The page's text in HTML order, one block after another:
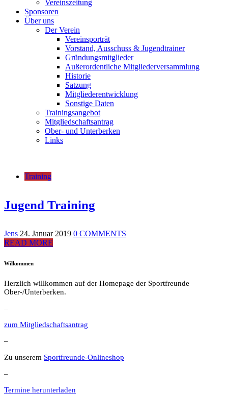
Vereinszeitung
Sponsoren
Über uns
Der Verein
Vereinsporträt
Vorstand, Ausschuss & Jugendtrainer
Gründungsmitglieder
Außerordentliche Mitgliederversammlung
Historie
Satzung
Mitgliederentwicklung
Sonstige Daten
Trainingsangebot
Mitgliedschaftsantrag
Ober- und Unterberken
Links
Training
Jugend Training
Jens 24. Januar 2019 0 COMMENTS
READ MORE
Wilkommen
Herzlich willkommen auf der Homepage der Sportfreunde
Ober-/Unterberken.
–
zum Mitgliedschaftsantrag
–
Zu unserem Sportfreunde-Onlineshop
–
Termine herunterladen